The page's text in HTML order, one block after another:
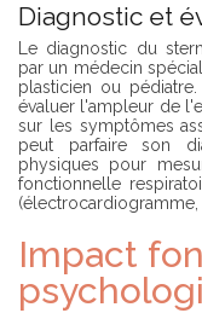
H
I
R
U
R
G
I
E
N
Diagnostic et
Le diagnostic du
par un médecin
plasticien ou
évaluer l'ampleur de
sur les symptômes
peut parfaire son
physiques pour
fonctionnelle
(électrocardiogramme,
Impact